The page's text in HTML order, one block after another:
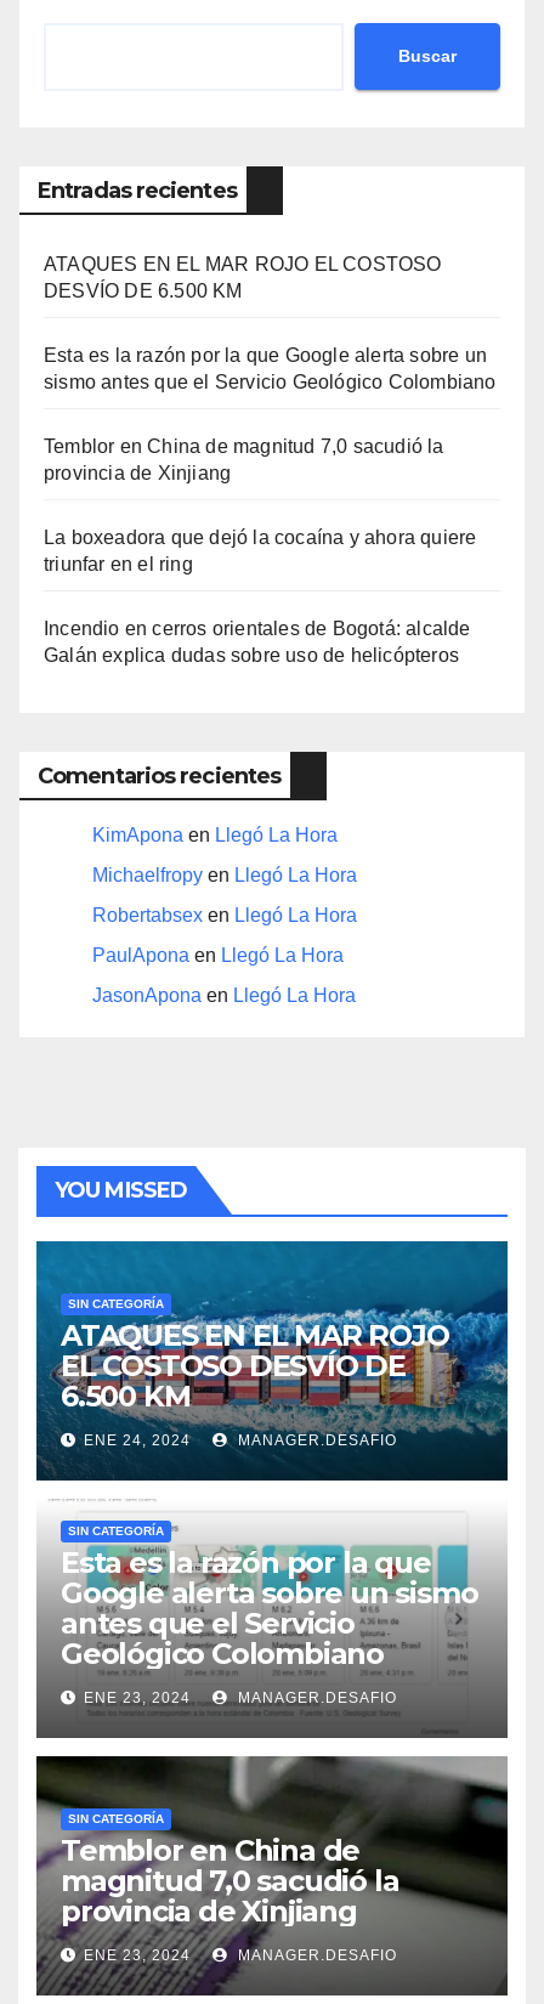
Buscar
Entradas recientes
ATAQUES EN EL MAR ROJO EL COSTOSO
DESVÍO DE 6.500 KM
Esta es la razón por la que Google alerta sobre un
sismo antes que el Servicio Geológico Colombiano
Temblor en China de magnitud 7,0 sacudió la
provincia de Xinjiang
La boxeadora que dejó la cocaína y ahora quiere
triunfar en el ring​
Incendio en cerros orientales de Bogotá: alcalde
Galán explica dudas sobre uso de helicópteros
Comentarios recientes
KimApona en Llegó La Hora
Michaelfropy en Llegó La Hora
Robertabsex en Llegó La Hora
PaulApona en Llegó La Hora
JasonApona en Llegó La Hora
YOU MISSED
SIN CATEGORÍA
ATAQUES EN EL MAR ROJO
EL COSTOSO DESVÍO DE
6.500 KM
ENE 24, 2024 MANAGER.DESAFIO
SIN CATEGORÍA
Esta es la razón por la que
Google alerta sobre un sismo
antes que el Servicio
Geológico Colombiano
ENE 23, 2024 MANAGER.DESAFIO
SIN CATEGORÍA
Temblor en China de
magnitud 7,0 sacudió la
provincia de Xinjiang
ENE 23, 2024 MANAGER.DESAFIO